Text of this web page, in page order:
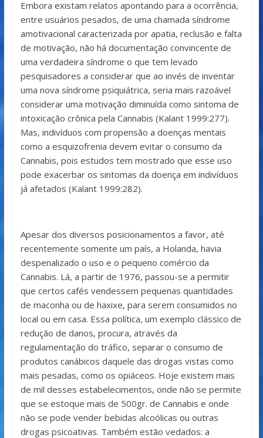
Embora existam relatos apontando para a ocorrência,
entre usuários pesados, de uma chamada síndrome
amotivacional caracterizada por apatia, reclusão e falta
de motivação, não há documentação convincente de
uma verdadeira síndrome o que tem levado
pesquisadores a considerar que ao invés de inventar
uma nova síndrome psiquiátrica, seria mais razoável
considerar uma motivação diminuída como sintoma de
intoxicação crônica pela Cannabis (Kalant 1999:277).
Mas, indivíduos com propensão a doenças mentais
como a esquizofrenia devem evitar o consumo da
Cannabis, pois estudos tem mostrado que esse uso
pode exacerbar os sintomas da doença em indivíduos
já afetados (Kalant 1999:282).
Apesar dos diversos posicionamentos a favor, até
recentemente somente um país, a Holanda, havia
despenalizado o uso e o pequeno comércio da
Cannabis. Lá, a partir de 1976, passou-se a permitir
que certos cafés vendessem pequenas quantidades
de maconha ou de haxixe, para serem consumidos no
local ou em casa. Essa política, um exemplo clássico de
redução de danos, procura, através da
regulamentação do tráfico, separar o consumo de
produtos canábicos daquele das drogas vistas como
mais pesadas, como os opiáceos. Hoje existem mais
de mil desses estabelecimentos, onde não se permite
que se estoque mais de 500gr. de Cannabis e onde
não se pode vender bebidas alcoólicas ou outras
drogas psicoativas. Também estão vedados: a